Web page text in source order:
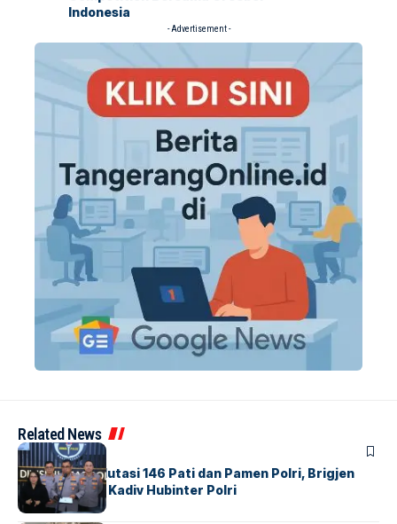
Indonesia
- Advertisement -
Related News
BERITA
Mabes Polri Mutasi 146 Pati dan Pamen Polri, Brigjen
Untung Jabat Kadiv Hubinter Polri